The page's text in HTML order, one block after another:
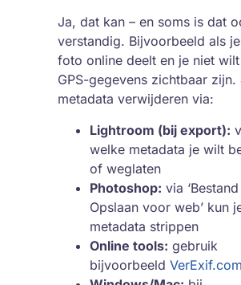
Ja, dat kan – en soms is dat
verstandig. Bijvoorbeeld als
foto online deelt en je niet
GPS-gegevens zichtbaar zijn.
metadata verwijderen via:
Lightroom (bij export):
welke metadata je wilt
of weglaten
Photoshop: via
Opslaan voor web’ kun
metadata strippen
Online tools: gebruik
bijvoorbeeld VerExif.com